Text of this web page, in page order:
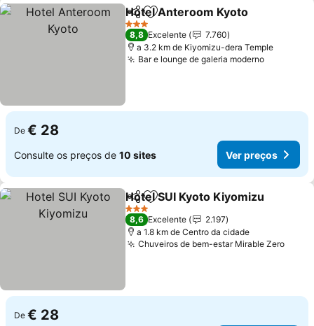
PartilharAdicionar aos favoritos
Hotel Anteroom Kyoto
3 Estrelas
8,8 Excelente
7.760
a 3.2 km de Kiyomizu-dera Temple
Bar e lounge de galeria modernoVer
De € 28
Consulte os preços de 10 sites Ver preços
PartilharAdicionar aos favoritos
Hotel SUI Kyoto Kiyomizu
3 Estrelas
8,6 Excelente
2.197
a 1.8 km de Centro da cidade
Chuveiros de bem-estar Mirable ZeroVer
De € 28